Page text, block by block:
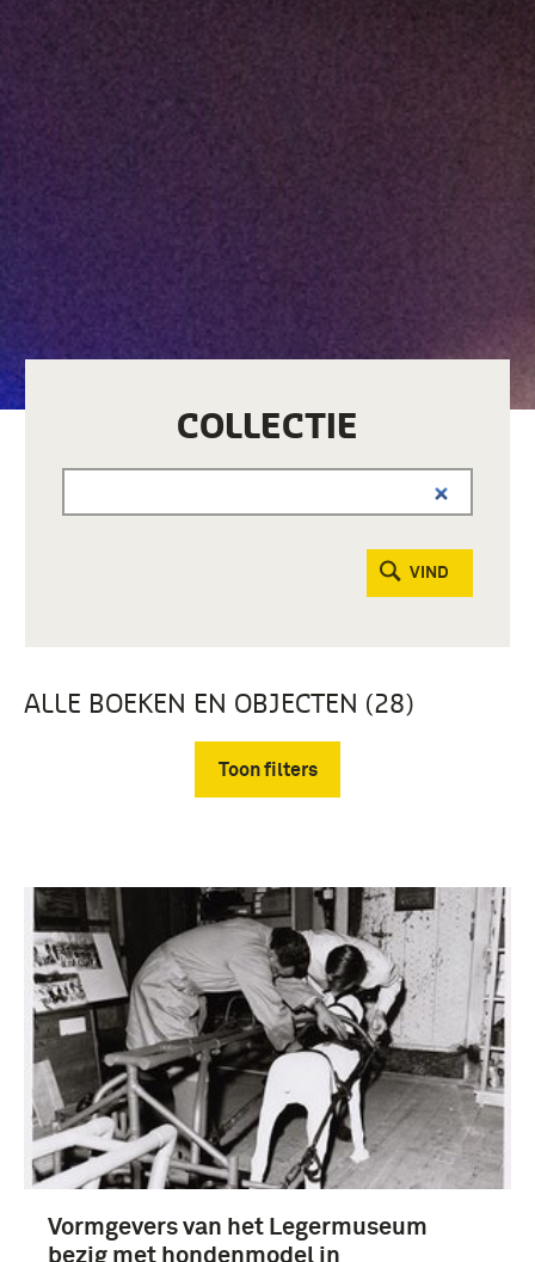
COLLECTIE
VIND
ALLE BOEKEN EN OBJECTEN (28)
Toon filters
Fotografisch materiaal (27)
Braat, Cees (28)
Legermuseum Leiden (15)
Vormgevers van het Legermuseum
bezig met hondenmodel in